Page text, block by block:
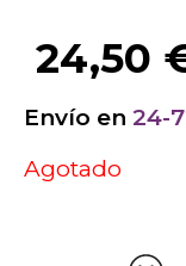
24,50
Envío en 24-
Agotado